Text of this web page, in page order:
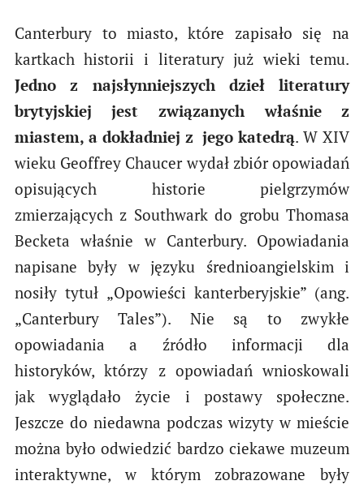
Canterbury to miasto, które zapisało się na
kartkach historii i literatury już wieki temu.
Jedno z najsłynniejszych dzieł literatury
brytyjskiej jest związanych właśnie z
miastem, a dokładniej z jego katedrą. W XIV
wieku Geoffrey Chaucer wydał zbiór opowiadań
opisujących historie pielgrzymów
zmierzających z Southwark do grobu Thomasa
Becketa właśnie w Canterbury. Opowiadania
napisane były w języku średnioangielskim i
nosiły tytuł „Opowieści kanterberyjskie” (ang.
„Canterbury Tales”). Nie są to zwykłe
opowiadania a źródło informacji dla
historyków, którzy z opowiadań wnioskowali
jak wyglądało życie i postawy społeczne.
Jeszcze do niedawna podczas wizyty w mieście
można było odwiedzić bardzo ciekawe muzeum
interaktywne, w którym zobrazowane były